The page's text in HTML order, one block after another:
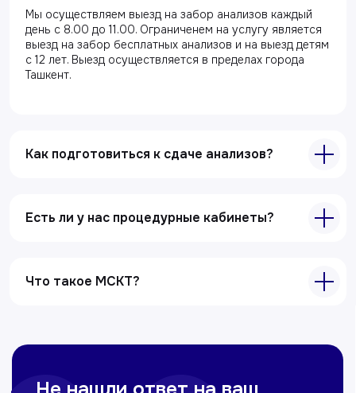
Мы осуществляем выезд на забор анализов каждый
день с 8.00 до 11.00. Ограниченем на услугу является
выезд на забор бесплатных анализов и на выезд детям
с 12 лет. Выезд осуществляется в пределах города
Ташкент.
Как подготовиться к сдаче анализов?
Есть ли у нас процедурные кабинеты?
Что такое МСКТ?
Электрокардиография
Лабораторная диагностика
Контакты
О клиники
Акции
Специалисты